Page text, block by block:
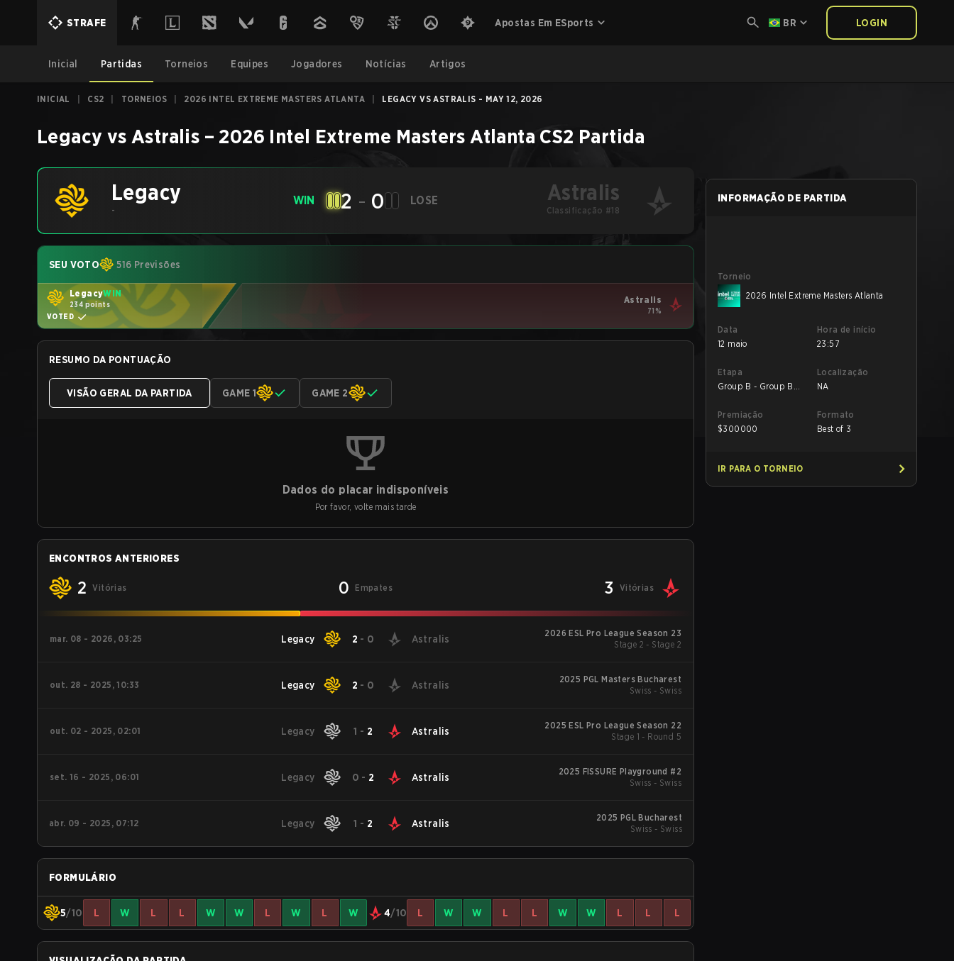
STRAFE Apostas Em ESports BR LOGIN
Inicial Partidas Torneios Equipes Jogadores Notícias Artigos
INICIAL CS2 TORNEIOS 2026 INTEL EXTREME MASTERS ATLANTA LEGACY VS ASTRALIS - MAY 12, 2026
Legacy vs Astralis – 2026 Intel Extreme Masters Atlanta CS2 Partida
Legacy
-
WIN 2 - 0 LOSE Astralis
Classificação #18
SEU VOTO 516 Previsões
LegacyWIN
234 points
VOTED
Astralis
71%
RESUMO DA PONTUAÇÃO
VISÃO GERAL DA PARTIDA GAME 1 GAME 2
Dados do placar indisponíveis
Por favor, volte mais tarde
ENCONTROS ANTERIORES
2 Vitórias 0 Empates 3 Vitórias
mar. 08 - 2026, 03:25 Legacy 2 - 0 Astralis
2026 ESL Pro League Season 23
Stage 2 - Stage 2
out. 28 - 2025, 10:33 Legacy 2 - 0 Astralis
2025 PGL Masters Bucharest
Swiss - Swiss
out. 02 - 2025, 02:01 Legacy 1 - 2 Astralis
2025 ESL Pro League Season 22
Stage 1 - Round 5
set. 16 - 2025, 06:01 Legacy 0 - 2 Astralis
2025 FISSURE Playground #2
Swiss - Swiss
abr. 09 - 2025, 07:12 Legacy 1 - 2 Astralis
2025 PGL Bucharest
Swiss - Swiss
FORMULÁRIO
5/10 L W L L W W L W L W 4/10 L W W L L W W L L L
INFORMAÇÃO DE PARTIDA
Torneio
2026 Intel Extreme Masters Atlanta
Data
12 maio
Hora de início
23:57
Etapa
Group B - Group B
Localização
NA
Premiação
$300000
Formato
Best of 3
IR PARA O TORNEIO